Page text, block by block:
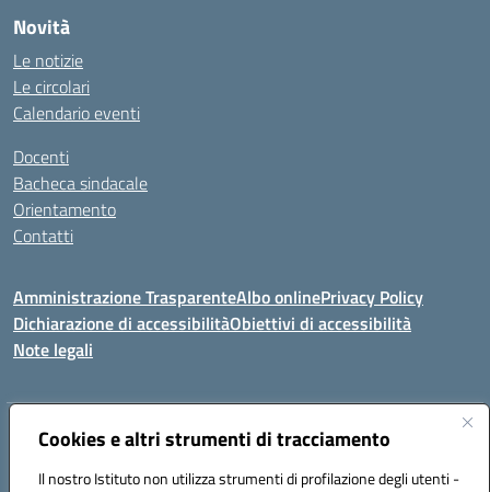
Cookies e altri strumenti di tracciamento
Il nostro Istituto non utilizza strumenti di profilazione degli utenti -
Novità
Le notizie
Le circolari
Calendario eventi
Docenti
Bacheca sindacale
Orientamento
Contatti
Amministrazione TrasparenteAlbo onlinePrivacy Policy
Dichiarazione di accessibilitàObiettivi di accessibilità
Note legali
Indirizzo:Viale P. Togliatti snc 67039 Sulmona (AQ)
Posta elettronica certificata (PEC):aqis01900g@pec.istruzione.it